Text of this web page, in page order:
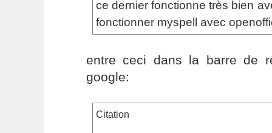
ce dernier fonctionne très bien
fonctionner myspell avec
entre ceci dans la barre de
google:
Citation